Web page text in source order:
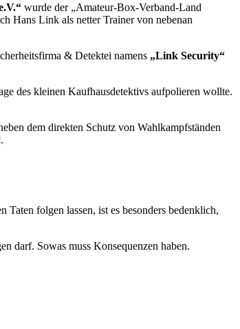
wurde der „Amateur-Box-Verband-Land
Hans Link als netter Trainer von nebenan
& Detektei namens „Link Security“
des kleinen Kaufhausdetektivs aufpolieren wollte.
dem direkten Schutz von Wahlkampfständen
folgen lassen, ist es besonders bedenklich,
darf. Sowas muss Konsequenzen haben.